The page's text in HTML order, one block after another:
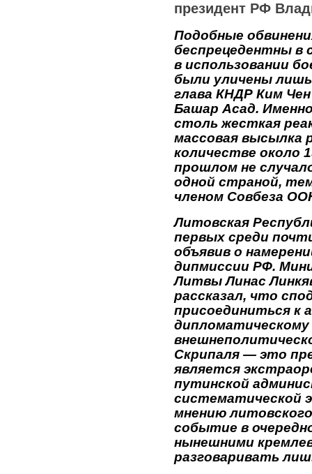
президент РФ
Подобные
беспрецедентны в
в использовании
были уличены
глава КНДР Ким
Башар Асад.
столь жесткая
массовая высылка
количестве около
прошлом не
одной страной,
членом Совбеза
Литовская
первых среди
объявив о
дипмиссии РФ.
Литвы Линас
рассказал, что
присоединиться к
Скрипаля — это
является
путинской
систематической
мнению
событие в
нынешними
разговаривать